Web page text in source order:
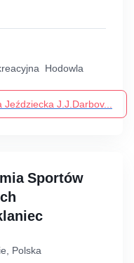
Hodowla
J.J.Darbov...
Sportów
Polska